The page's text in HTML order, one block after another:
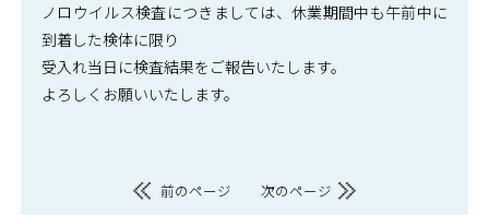
ノロウイルス検査につきましては、休業期間中も午前中に
到着した検体に限り
受入れ当日に検査結果をご報告いたします。
よろしくお願いいたします。
前のページ 次のページ